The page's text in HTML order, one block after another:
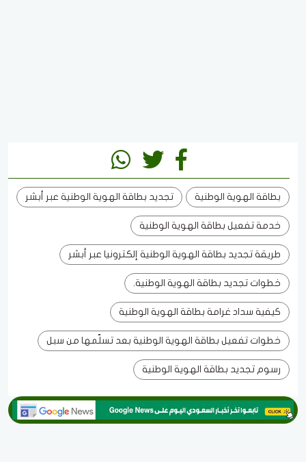
بطاقة الهوية الوطنية تجديد بطاقة الهوية الوطنية عبر أبشر
خدمة تفعيل بطاقة الهوية الوطنية
طريقة تجديد بطاقة الهوية الوطنية إلكترونيا عبر أبشر
خطوات تجديد بطاقة الهوية الوطنية.
كيفية سداد غرامة بطاقة الهوية الوطنية
خطوات تفعيل بطاقة الهوية الوطنية بعد تسلّمها من سبل
رسوم تجديد بطاقة الهوية الوطنية